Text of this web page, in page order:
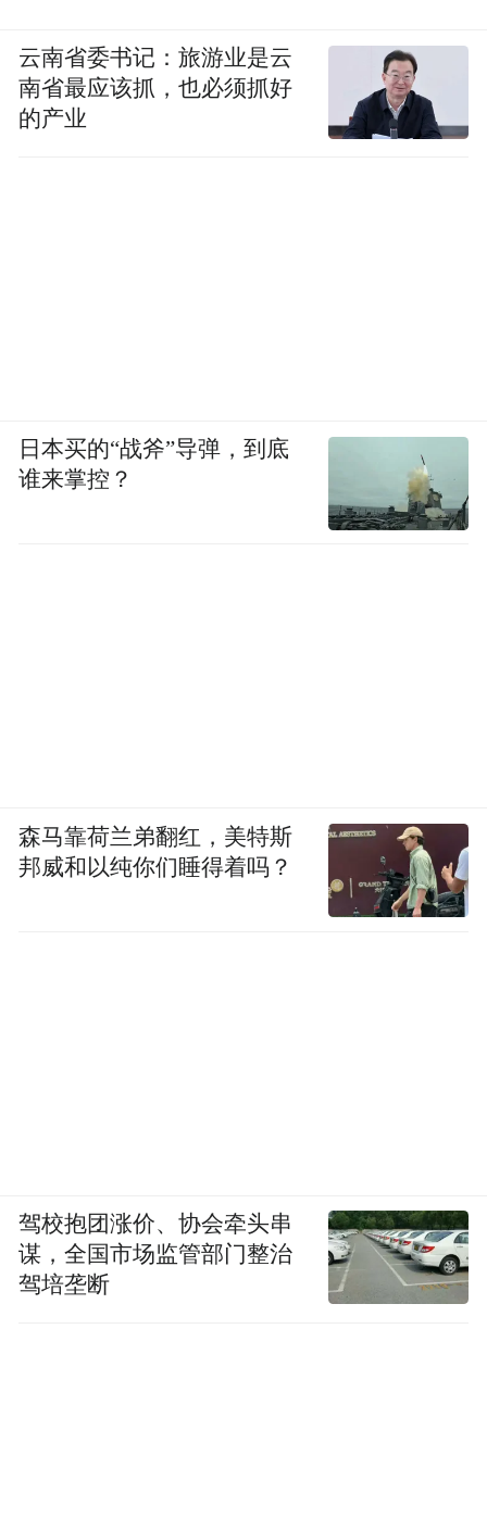
云南省委书记：旅游业是云
南省最应该抓，也必须抓好
的产业
日本买的“战斧”导弹，到底
谁来掌控？
森马靠荷兰弟翻红，美特斯
邦威和以纯你们睡得着吗？
驾校抱团涨价、协会牵头串
谋，全国市场监管部门整治
驾培垄断